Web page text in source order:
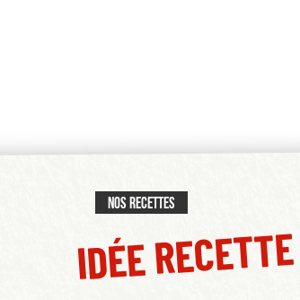
Nos recettes
IDÉE RECETTE